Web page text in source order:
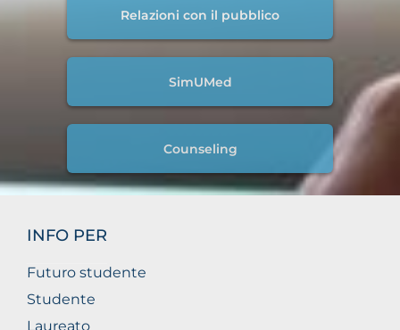
Relazioni con il pubblico
SimUMed
Counseling
INFO PER
Futuro studente
Studente
Laureato